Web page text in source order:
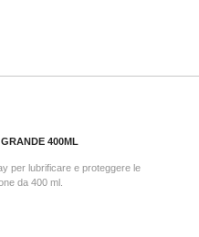
400ML
per lubrificare e proteggere le
da 400 ml.